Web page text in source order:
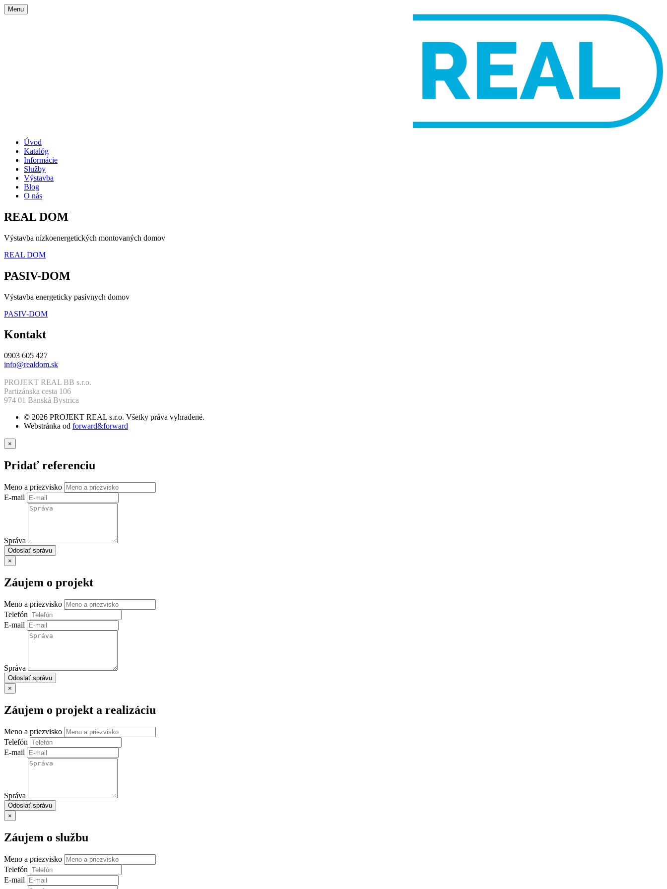
Menu
Úvod
Katalóg
Informácie
Služby
Výstavba
Blog
O nás
REAL DOM
Výstavba nízkoenergetických montovaných domov
REAL DOM
PASIV-DOM
Výstavba energeticky pasívnych domov
PASIV-DOM
Kontakt
0903 605 427
info@realdom.sk
PROJEKT REAL BB s.r.o.
Partizánska cesta 106
974 01 Banská Bystrica
© 2026 PROJEKT REAL s.r.o. Všetky práva vyhradené.
Webstránka od forward&forward
×
Pridať referenciu
Meno a priezvisko
E-mail
Správa
Odoslať správu
×
Záujem o projekt
Meno a priezvisko
Telefón
E-mail
Správa
Odoslať správu
×
Záujem o projekt a realizáciu
Meno a priezvisko
Telefón
E-mail
Správa
Odoslať správu
×
Záujem o službu
Meno a priezvisko
Telefón
E-mail